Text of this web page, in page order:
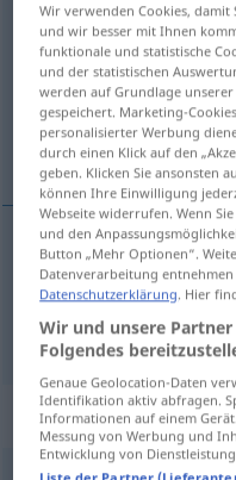
deplinadj
Übersicht aller
(Für mehr Details die
vollkommen, völlig
vollkommen deplin
völlig deplin
Synonyme
Wir verwenden Cookies, damit
und wir besser mit Ihnen
funktionale und statistische
und der statistischen
werden auf Grundlage
gespeichert. Marketing-
personalisierter Werbung
durch einen Klick auf den
geben. Klicken Sie ansonsten
können Ihre Einwilligung
Webseite widerrufen. Wenn
und den
Button „Mehr Optionen“.
Datenverarbeitung
Datenschutzerklärung. Hier
Wir und unsere
Folgendes
Genaue Geolocation-Daten
Identifikation aktiv abfragen.
Informationen auf einem
Messung von Werbung und
Entwicklung von